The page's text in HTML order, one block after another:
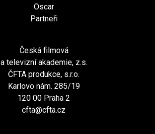
Oscar
Partneři
Česká filmová
a televizní akademie, z.s.
ČFTA produkce, s.r.o.
Karlovo nám. 285/19
120 00 Praha 2
cfta@cfta.cz